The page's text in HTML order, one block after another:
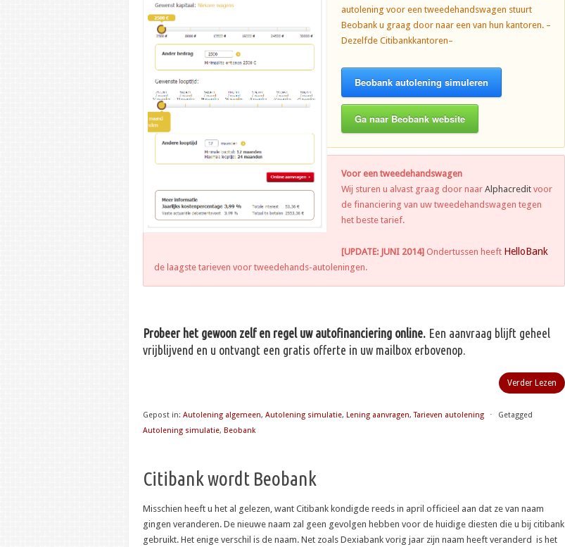
autolening voor een tweedehandswagen stuurt
Beobank u graag door naar een van hun kantoren. –
Dezelfde Citibankkantoren–
Beobank autolening simuleren
Ga naar Beobank website
Voor een tweedehandswagen
Wij sturen u alvast graag door naar Alphacredit voor
de financiering van uw tweedehandswagen tegen
het beste tarief.
[UPDATE: JUNI 2014] Ondertussen heeft HelloBank
de laagste tarieven voor tweedehands-autoleningen.
Probeer het gewoon zelf en regel uw autofinanciering online. Een aanvraag blijft geheel
vrijblijvend en u ontvangt een gratis offerte in uw mailbox erbovenop.
Verder Lezen
Gepost in: Autolening algemeen, Autolening simulatie, Lening aanvragen,Tarieven autolening ⋅
Getagged
Autolening simulatie, Beobank
Citibank wordt Beobank
Misschien heeft u het al gelezen, want Citibank kondigde reeds in april officieel aan dat ze van naam
gingen veranderen. De nieuwe naam zal geen gevolgen hebben voor de huidige diesten die u bij citibank
gebruikt. Het enige verschil is de naam. Net zoals Dexiabank vorig jaar zijn naam heeft veranderd is het